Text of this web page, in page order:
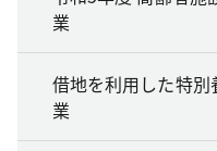
業
借地を利用した特
業